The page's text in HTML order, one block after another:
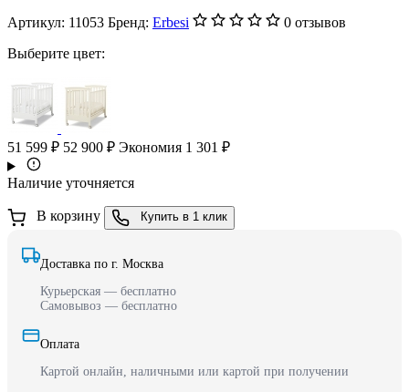
Артикул: 11053 Бренд: Erbesi
0 отзывов
Выберите цвет:
51 599 ₽ 52 900 ₽ Экономия 1 301 ₽
Наличие уточняется
В корзину Купить в 1 клик
Доставка по г. Москва
Курьерская — бесплатно
Самовывоз — бесплатно
Оплата
Картой онлайн, наличными или картой при получении